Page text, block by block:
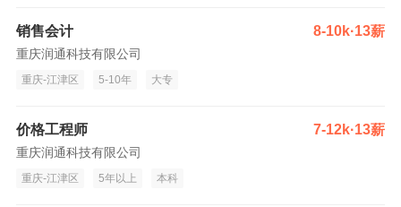
销售会计 8-10k·13薪
重庆润通科技有限公司
重庆-江津区 5-10年 大专
价格工程师 7-12k·13薪
重庆润通科技有限公司
重庆-江津区 5年以上 本科